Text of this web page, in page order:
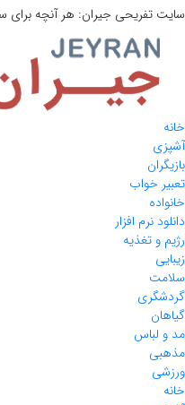
سایت تفریحی جیران: هر آنچه برای
خانه
آشپزی
بازیگران
تعبیر خواب
خانواده
دانلود نرم افزار
رژیم و تغذیه
زیبایی
سلامت
گردشگری
گیاهان
مد و لباس
مذهبی
ورزشی
خانه